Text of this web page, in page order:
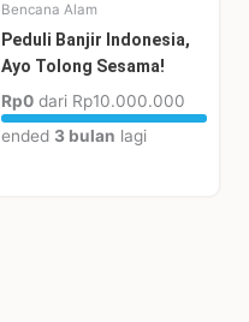
Bencana Alam
Peduli Banjir Indonesia,
Ayo Tolong Sesama!
Rp0dari Rp10.000.000
ended 3 bulan lagi